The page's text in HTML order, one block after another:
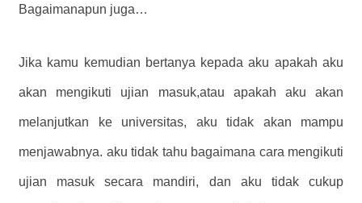
Bagaimanapun juga…
Jika kamu kemudian bertanya kepada aku apakah aku
akan mengikuti ujian masuk,atau apakah aku akan
melanjutkan ke universitas, aku tidak akan mampu
menjawabnya. aku tidak tahu bagaimana cara mengikuti
ujian masuk secara mandiri, dan aku tidak cukup